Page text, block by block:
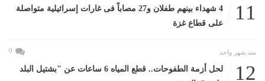
11
4 شهداء بينهم طفلان و27 مصاباً فى غارات إسرائيلية متواصلة
على قطاع غزة
منذ شهر واحد 0
12
لحل أزمة الطفوحات.. قطع المياه 6 ساعات عن "بشتيل البلد